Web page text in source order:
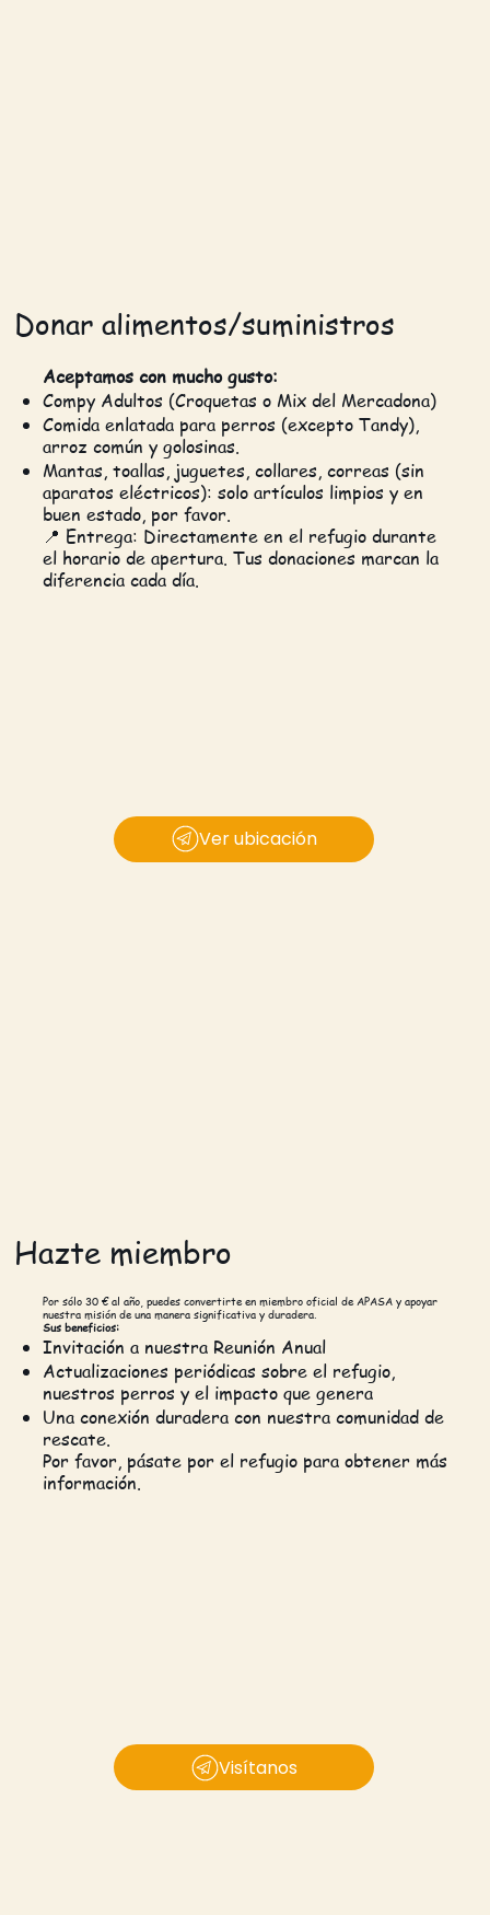
Donar alimentos/suministros
Aceptamos con mucho gusto:
Compy Adultos (Croquetas o Mix del Mercadona)
Comida enlatada para perros (excepto Tandy),
arroz común y golosinas.
Mantas, toallas, juguetes, collares, correas (sin
aparatos eléctricos): solo artículos limpios y en
buen estado, por favor.
📍 Entrega: Directamente en el refugio durante
el horario de apertura. Tus donaciones marcan la
diferencia cada día.
Ver ubicación
Hazte miembro
Por sólo 30 € al año, puedes convertirte en miembro oficial de APASA y apoyar
nuestra misión de una manera significativa y duradera.
Sus beneficios:
Invitación a nuestra Reunión Anual
Actualizaciones periódicas sobre el refugio,
nuestros perros y el impacto que genera
Una conexión duradera con nuestra comunidad de
rescate.
Por favor, pásate por el refugio para obtener más
información.
Visítanos